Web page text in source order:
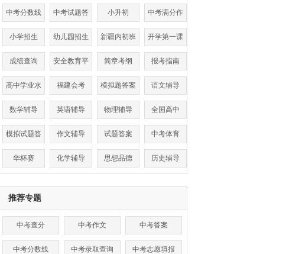
询
中考分数线
中考试题答
案
小升初 中考满分作
文
小学招生
幼儿园招生 新疆内初班 开学第一课
成绩查询 安全教育平
台
简章考纲 报考指南
高中学业水
平考试
福建会考 模拟题答案 语文辅导
数学辅导 英语辅导 物理辅导 全国高中
模拟试题答
案
作文辅导 试题答案 中考体育
华杯赛 化学辅导 思想品德 历史辅导
推荐专题
中考查分 中考作文 中考答案
中考分数线 中考录取查询 中考志愿填报